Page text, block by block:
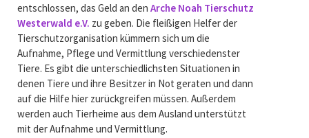
entschlossen, das Geld an den Arche Noah Tierschutz
Westerwald e.V. zu geben. Die fleißigen Helfer der
Tierschutzorganisation kümmern sich um die
Aufnahme, Pflege und Vermittlung verschiedenster
Tiere. Es gibt die unterschiedlichsten Situationen in
denen Tiere und ihre Besitzer in Not geraten und dann
auf die Hilfe hier zurückgreifen müssen. Außerdem
werden auch Tierheime aus dem Ausland unterstützt
mit der Aufnahme und Vermittlung.